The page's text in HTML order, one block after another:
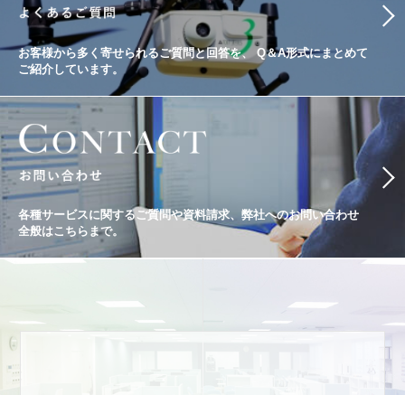
お客様から多く寄せられるご質問と回答を、 Q＆A形式にまとめて
ご紹介しています。
各種サービスに関するご質問や資料請求、 弊社へのお問い合わせ
全般はこちらまで。